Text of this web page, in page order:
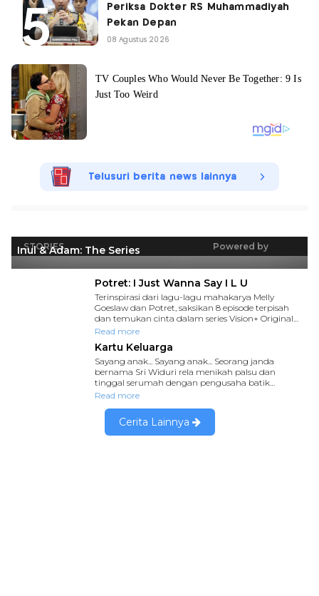
Periksa Dokter RS Muhammadiyah
Pekan Depan
08 Agustus 2026
Telusuri berita news lainnya